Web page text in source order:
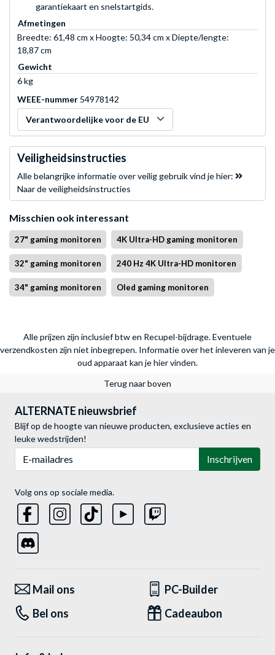
garantiekaart en snelstartgids.
Afmetingen
Breedte: 61,48 cm x Hoogte: 50,34 cm x Diepte/lengte:
18,87 cm
Gewicht
6 kg
WEEE-nummer 54978142
Verantwoordelijke voor de EU
Veiligheidsinstructies
Alle belangrijke informatie over veilig gebruik vind je hier:
Naar de veiligheidsinstructies
Misschien ook interessant
27" gaming monitoren 4K Ultra-HD gaming monitoren
32" gaming monitoren 240 Hz 4K Ultra-HD monitoren
34" gaming monitoren Oled gaming monitoren
Alle prijzen zijn inclusief btw en Recupel-bijdrage. Eventuele
verzendkosten zijn niet inbegrepen. Informatie over het inleveren van je
oud apparaat kan je hier vinden.
Terug naar boven
ALTERNATE nieuwsbrief
Blijf op de hoogte van nieuwe producten, exclusieve acties en
leuke wedstrijden!
Inschrijven
Volg ons op sociale media.
Mail ons
PC-Builder
Bel ons
Cadeaubon